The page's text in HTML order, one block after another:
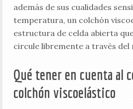
además de sus cualidades
temperatura, un colchón
estructura de celda abierta
circule libremente a través del
Qué tener en cuenta al
colchón viscoelástico